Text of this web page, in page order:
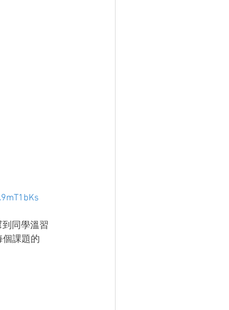
到同學溫習
個課題的